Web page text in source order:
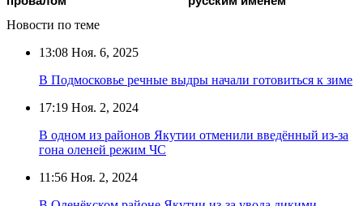
Новости по теме
13:08 Ноя. 6, 2025
В Подмосковье речные выдры начали готовиться к зиме
17:19 Ноя. 2, 2024
В одном из районов Якутии отменили введённый из-за
гона оленей режим ЧС
11:56 Ноя. 2, 2024